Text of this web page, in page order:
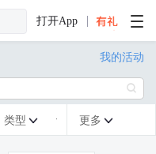
打开App
我的活动

类型  更多 